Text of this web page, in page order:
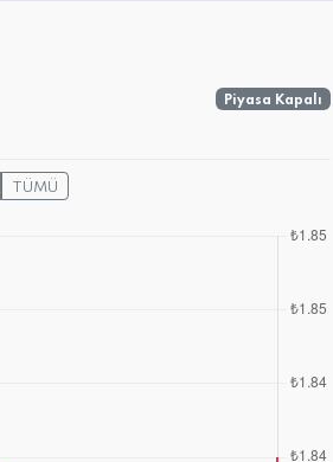
Piyasa Kapalı
TÜMÜ